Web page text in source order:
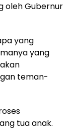
oleh Gubernur
yang
yang
teman-
tua anak.